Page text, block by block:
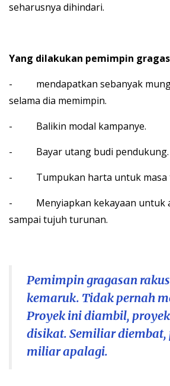
seharusnya dihindari.
Yang dilakukan pemimpin
- mendapatkan sebanyak
selama dia memimpin.
- Balikin modal kampanye.
- Bayar utang budi pendukung.
- Tumpukan harta untuk masa
- Menyiapkan kekayaan untuk
sampai tujuh turunan.
Pemimpin gragasan
kemaruk. Tidak pernah
Proyek ini diambil,
disikat. Semiliar
miliar apalagi.